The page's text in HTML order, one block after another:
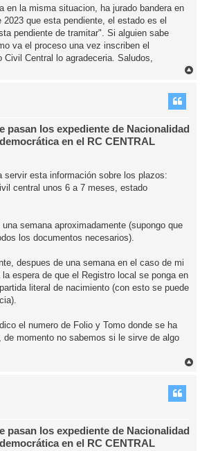
en la misma situacion, ha jurado bandera en
2023 que esta pendiente, el estado es el
pendiente de tramitar". Si alguien sabe
va el proceso una vez inscriben el
Central lo agradeceria. Saludos,
pasan los expediente de Nacionalidad
en el RC CENTRAL
servir esta información sobre los plazos:
central unos 6 a 7 meses, estado
semana aproximadamente (supongo que
los documentos necesarios).
despues de una semana en el caso de mi
espera de que el Registro local se ponga en
literal de nacimiento (con esto se puede
el numero de Folio y Tomo donde se ha
de momento no sabemos si le sirve de algo
pasan los expediente de Nacionalidad
en el RC CENTRAL